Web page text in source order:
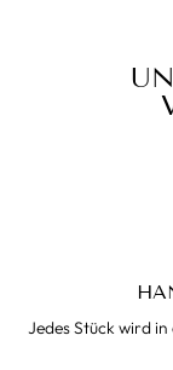
Jedes Stück wird